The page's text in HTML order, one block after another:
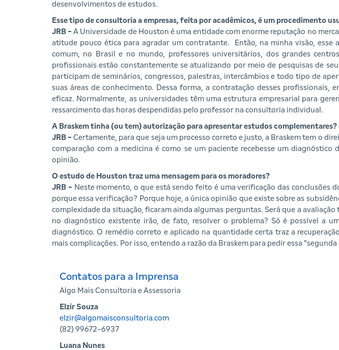
desenvolvimentos de estudos.
Esse tipo de consultoria a empresas, feita por acadêmicos, é um procedimento
JRB -A Universidade de Houston é uma entidade com enorme reputação no
atitude pouco ética para agradar um contratante. Então, na minha visão,
comum, no Brasil e no mundo, professores universitários, dos grandes
profissionais estão constantemente se atualizando por meio de pesquisas de
participam de seminários, congressos, palestras, intercâmbios e todo tipo de
suas áreas de conhecimento. Dessa forma, a contratação desses profissionais,
eficaz. Normalmente, as universidades têm uma estrutura empresarial para
ressarcimento das horas despendidas pelo professor na consultoria individual.
A Braskem tinha (ou tem) autorização para apresentar estudos complementares?
JRB -Certamente, para que seja um processo correto e justo, a Braskem tem o
comparação com a medicina é como se um paciente recebesse um
opinião.
O estudo de Houston traz uma mensagem para os moradores?
JRB - Neste momento, o que está sendo feito é uma verificação das conclusões
porque essa verificação? Porque hoje, a única opinião que existe sobre as
complexidade da situação, ficaram ainda algumas perguntas. Será que a
no diagnóstico existente irão, de fato, resolver o problema? Só é possível a
diagnóstico. O remédio correto e aplicado na quantidade certa traz a
mais complicações. Por isso, entendo a razão da Braskem para pedir essa
Contatos para a Imprensa
Algo Mais Consultoria e Assessoria
Elzir Souza
elzir@algomaisconsultoria.com
(82) 99672-6937
Luana Nunes